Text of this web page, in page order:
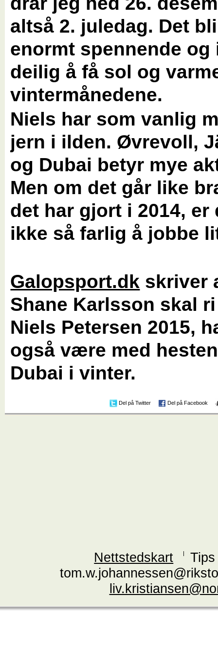
altså 2. juledag. Det
enormt spennende
deilig å få sol og
vintermånedene.
Niels har som vanlig
jern i ilden. Øvrevoll,
og Dubai betyr mye
Men om det går like
det har gjort i 2014, er
ikke så farlig å jobbe
Galopsport.dk skriver
Shane Karlsson skal
Niels Petersen 2015,
også være med
Dubai i vinter.
Del på Twitter Del på Facebook
Nettstedskart